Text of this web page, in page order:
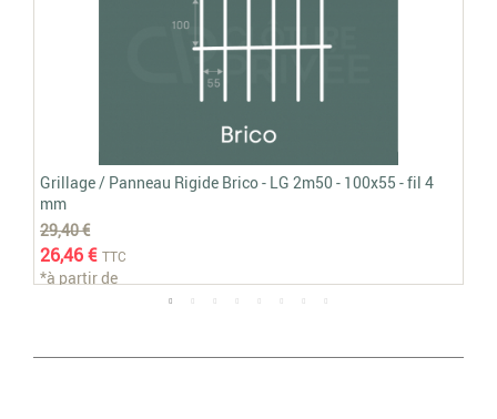
Grillage / Panneau Rigide Brico - LG 2m50 - 100x55 - fil 4
mm
29,40 €
26,46 € TTC
*à partir de
zoom_in Voir